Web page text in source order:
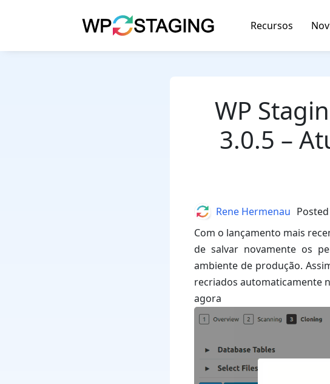
Recursos
WP
3.0.5 –
Com o lançamento mais
de salvar novamente os
ambiente de produção.
recriados automaticamente
AuthorRene Hermenau